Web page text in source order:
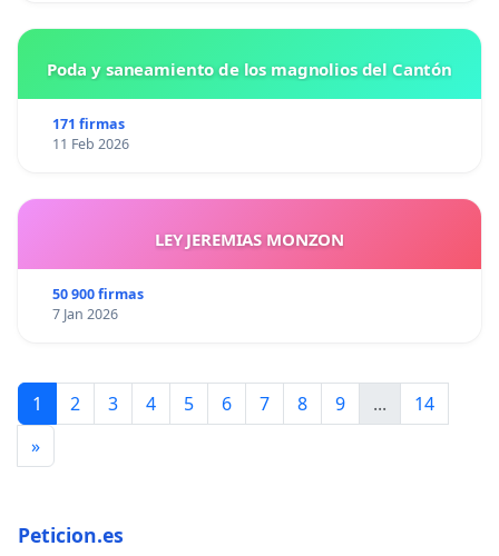
Poda y saneamiento de los magnolios del Cantón
171 firmas
11 Feb 2026
LEY JEREMIAS MONZON
50 900 firmas
7 Jan 2026
1 2 3 4 5 6 7 8 9 ...
14
»
Peticion.es